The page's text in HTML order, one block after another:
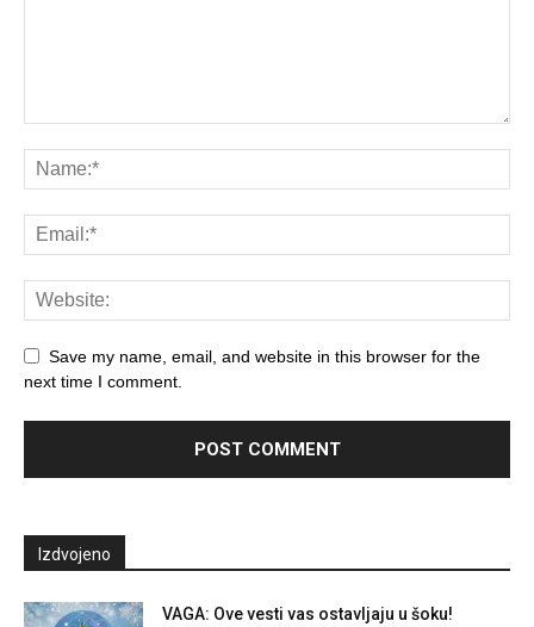
Save my name, email, and website in this browser for the
next time I comment.
Izdvojeno
VAGA: Ove vesti vas ostavljaju u šoku!